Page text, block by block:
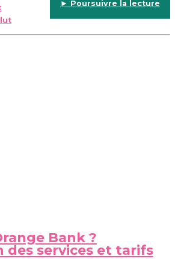
► Poursuivre la lecture
Bank ?
des services et tarifs